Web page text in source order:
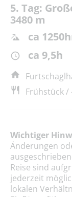
5. Tag:
3480 m
ca
ca 9,5h
Frühstück /
Wichtiger
Änderungen
Reise sind
jederzeit
lokalen